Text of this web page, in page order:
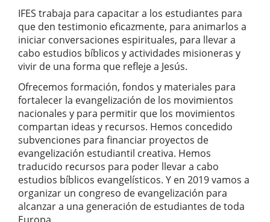
IFES trabaja para capacitar a los estudiantes para
que den testimonio eficazmente, para animarlos a
iniciar conversaciones espirituales, para llevar a
cabo estudios bíblicos y actividades misioneras y
vivir de una forma que refleje a Jesús.
Ofrecemos formación, fondos y materiales para
fortalecer la evangelización de los movimientos
nacionales y para permitir que los movimientos
compartan ideas y recursos. Hemos concedido
subvenciones para financiar proyectos de
evangelización estudiantil creativa. Hemos
traducido recursos para poder llevar a cabo
estudios bíblicos evangelísticos. Y en 2019 vamos a
organizar un congreso de evangelización para
alcanzar a una generación de estudiantes de toda